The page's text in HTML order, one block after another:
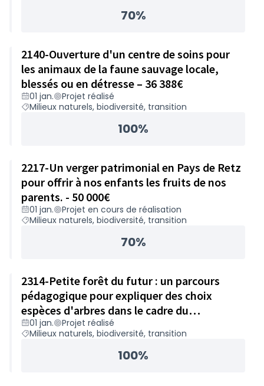
70%
2140-Ouverture d'un centre de soins pour
les animaux de la faune sauvage locale,
blessés ou en détresse – 36 388€
01 jan.
Projet réalisé
Milieux naturels, biodiversité, transition
100%
2217-Un verger patrimonial en Pays de Retz
pour offrir à nos enfants les fruits de nos
parents. - 50 000€
01 jan.
Projet en cours de réalisation
Milieux naturels, biodiversité, transition
70%
2314-Petite forêt du futur : un parcours
pédagogique pour expliquer des choix
espèces d'arbres dans le cadre du
changement climatique – 50 000€
01 jan.
Projet réalisé
Milieux naturels, biodiversité, transition
100%